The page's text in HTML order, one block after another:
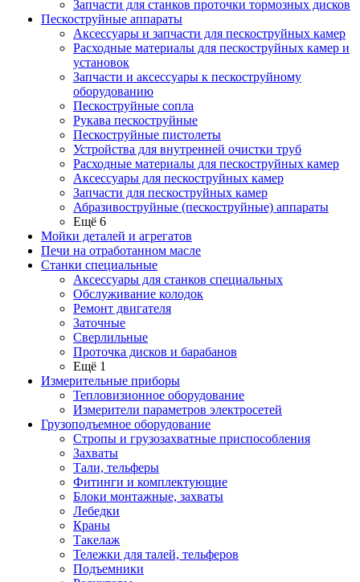
Запчасти для станков проточки тормозных дисков
Пескоструйные аппараты
Аксессуары и запчасти для пескоструйных камер
Расходные материалы для пескоструйных камер и
установок
Запчасти и аксессуары к пескоструйному
оборудованию
Пескоструйные сопла
Рукава пескоструйные
Пескоструйные пистолеты
Устройства для внутренней очистки труб
Расходные материалы для пескоструйных камер
Аксессуары для пескоструйных камер
Запчасти для пескоструйных камер
Абразивоструйные (пескоструйные) аппараты
Ещё 6
Мойки деталей и агрегатов
Печи на отработанном масле
Станки специальные
Аксессуары для станков специальных
Обслуживание колодок
Ремонт двигателя
Заточные
Сверлильные
Проточка дисков и барабанов
Ещё 1
Измерительные приборы
Тепловизионное оборудование
Измерители параметров электросетей
Грузоподъемное оборудование
Стропы и грузозахватные приспособления
Захваты
Тали, тельферы
Фитинги и комплектующие
Блоки монтажные, захваты
Лебедки
Краны
Такелаж
Тележки для талей, тельферов
Подъемники